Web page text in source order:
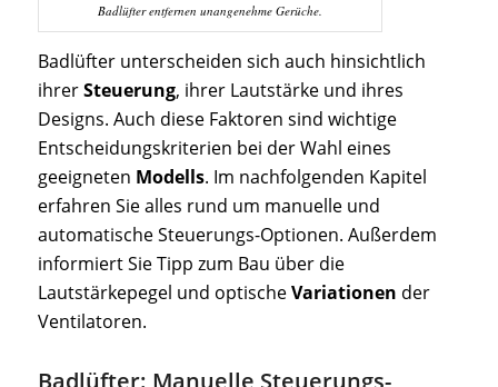
Badlüfter entfernen unangenehme Gerüche.
Badlüfter unterscheiden sich auch hinsichtlich
ihrerSteuerung, ihrer Lautstärke und ihres
Designs. Auch diese Faktoren sind wichtige
Entscheidungskriterien bei der Wahl eines
geeigneten Modells. Im nachfolgenden Kapitel
erfahren Sie alles rund um manuelle und
automatische Steuerungs-Optionen. Außerdem
informiert Sie Tipp zum Bau über die
Lautstärkepegel und optischeVariationen der
Ventilatoren.